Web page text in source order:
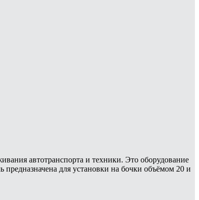
автотранспорта и техники. Это оборудование
для установки на бочки объёмом 20 и